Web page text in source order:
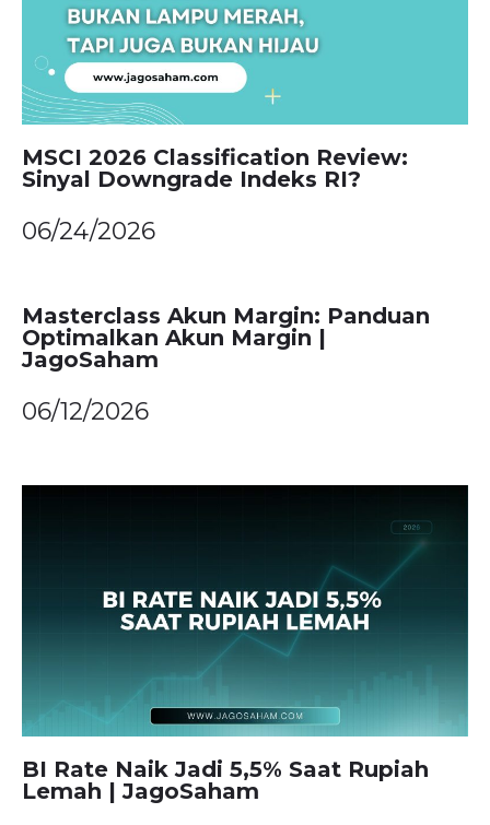
MSCI 2026 Classification Review:
Sinyal Downgrade Indeks RI?
06/24/2026
Masterclass Akun Margin: Panduan
Optimalkan Akun Margin |
JagoSaham
06/12/2026
BI Rate Naik Jadi 5,5% Saat Rupiah
Lemah | JagoSaham